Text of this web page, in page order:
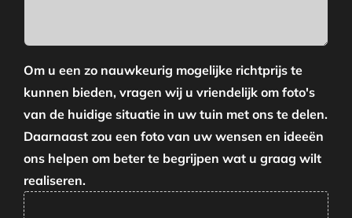
Om u een zo nauwkeurig mogelijke richtprijs te
kunnen bieden, vragen wij u vriendelijk om foto's
van de huidige situatie in uw tuin met ons te delen.
Daarnaast zou een foto van uw wensen en ideeën
ons helpen om beter te begrijpen wat u graag wilt
realiseren.